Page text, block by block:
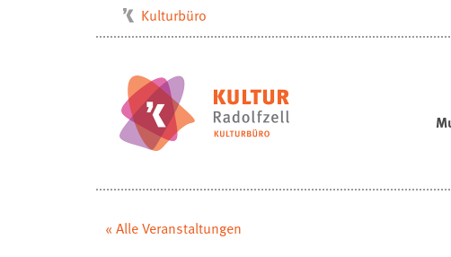
Kulturbüro
Musikschule
Stadtarchiv
Stadtmuseum
Radolfzell1200
« Alle Veranstaltungen